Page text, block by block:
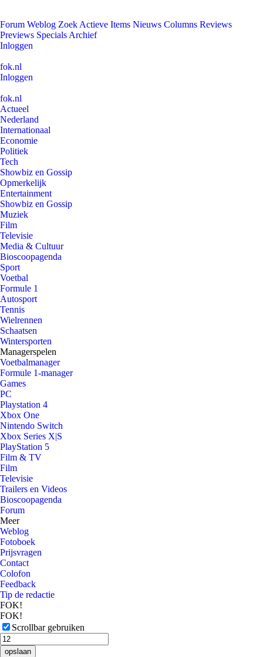
Forum Weblog Zoek Actieve Items Nieuws Columns Reviews
Previews Specials Archief
Inloggen
fok.nl
Inloggen
fok.nl
Actueel
Nederland
Internationaal
Economie
Politiek
Tech
Showbiz en Gossip
Opmerkelijk
Entertainment
Showbiz en Gossip
Muziek
Film
Televisie
Media & Cultuur
Bioscoopagenda
Sport
Voetbal
Formule 1
Autosport
Tennis
Wielrennen
Schaatsen
Wintersporten
Managerspelen
Voetbalmanager
Formule 1-manager
Games
PC
Playstation 4
Xbox One
Nintendo Switch
Xbox Series X|S
PlayStation 5
Film & TV
Film
Televisie
Trailers en Videos
Bioscoopagenda
Forum
Meer
Weblog
Fotoboek
Prijsvragen
Contact
Colofon
Feedback
Tip de redactie
FOK!
FOK!
Scrollbar gebruiken
opslaan